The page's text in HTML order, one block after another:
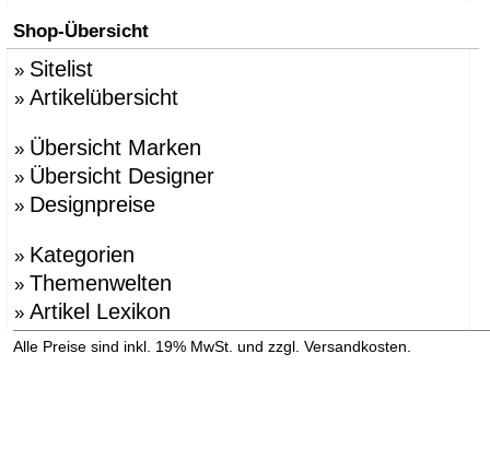
Shop-Übersicht
» Sitelist
» Artikelübersicht
» Übersicht Marken
» Übersicht Designer
» Designpreise
» Kategorien
» Themenwelten
» Artikel Lexikon
Alle Preise sind inkl. 19% MwSt. und zzgl. Versandkosten.